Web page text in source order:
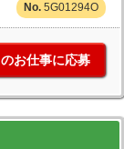
5G01294O
お仕事に応募